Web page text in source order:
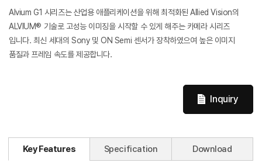
Alvium G1 시리즈는 산업용 애플리케이션을 위해 최적화된 Allied Vision의
ALVIUM® 기술로 고성능 이미징을 시작할 수 있게 해주는 카메라 시리즈
입니다. 최신 세대의 Sony 및 ON Semi 센서가 장착하였으여 높은 이미지
품질과 프레임 속도를 제공합니다.
Inquiry
Key Features Specification Download